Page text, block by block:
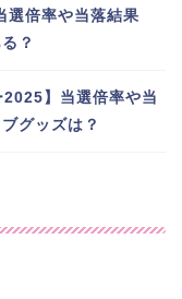
選倍率や当落結果
？
】当選倍率や当
グッズは？